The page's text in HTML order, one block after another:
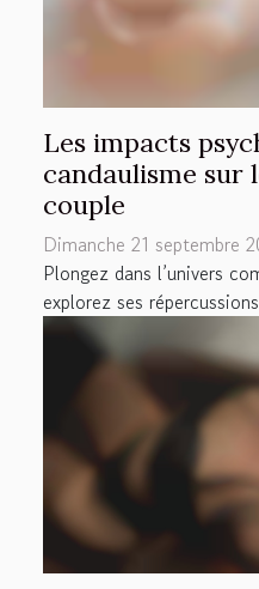
Les impacts
candaulisme sur
couple
Dimanche 21 septembre
Plongez dans l’univers
explorez ses